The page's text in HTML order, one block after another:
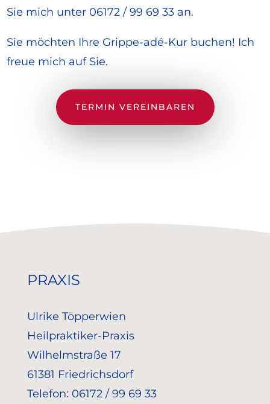
Sie mich unter 06172 / 99 69 33 an.
Sie möchten Ihre Grippe-adé-Kur buchen! Ich
freue mich auf Sie.
TERMIN VEREINBAREN
PRAXIS
Ulrike Töpperwien
Heilpraktiker-Praxis
Wilhelmstraße 17
61381 Friedrichsdorf
Telefon: 06172 / 99 69 33